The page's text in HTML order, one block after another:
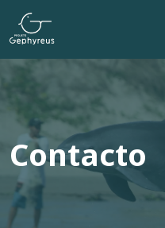
Pasar al contenido principal
Contacto